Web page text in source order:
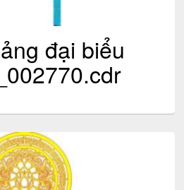
đại biểu